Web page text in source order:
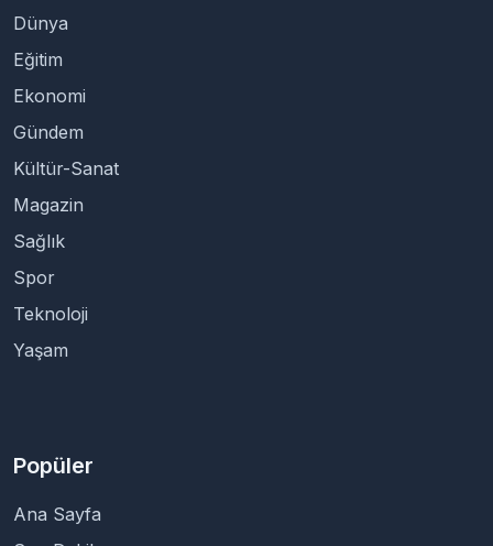
Dünya
Eğitim
Ekonomi
Gündem
Kültür-Sanat
Magazin
Sağlık
Spor
Teknoloji
Yaşam
Popüler
Ana Sayfa